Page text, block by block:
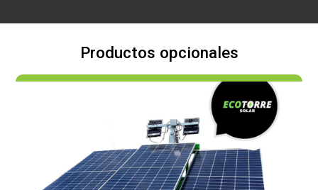
Productos opcionales